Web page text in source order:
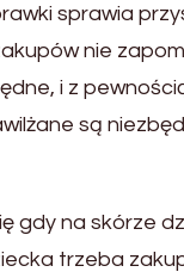
sprawia
nie
i z
są
gdy na skórze
trzeba